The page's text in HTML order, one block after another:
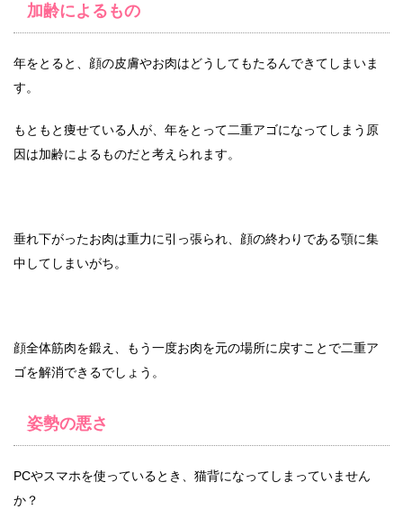
加齢によるもの
年をとると、顔の皮膚やお肉はどうしてもたるんできてしまいま
す。
もともと痩せている人が、年をとって二重アゴになってしまう原
因は加齢によるものだと考えられます。
垂れ下がったお肉は重力に引っ張られ、顔の終わりである顎に集
中してしまいがち。
顔全体筋肉を鍛え、もう一度お肉を元の場所に戻すことで二重ア
ゴを解消できるでしょう。
姿勢の悪さ
PCやスマホを使っているとき、猫背になってしまっていません
か？